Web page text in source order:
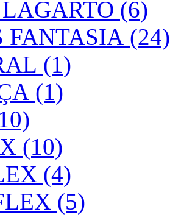
(6)
FANTASIA (24)
(1)
(1)
(10)
(4)
(5)